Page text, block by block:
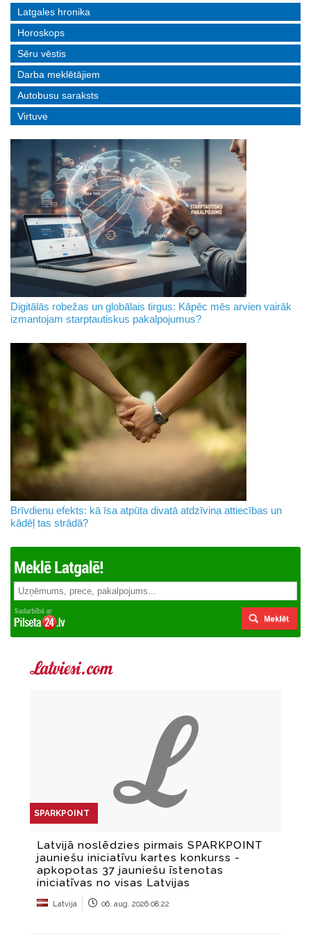
Latgales hronika
Horoskops
Sēru vēstis
Darba meklētājiem
Autobusu saraksts
Virtuve
Digitālās robežas un globālais tirgus: Kāpēc mēs arvien vairāk
izmantojam starptautiskus pakalpojumus?
Brīvdienu efekts: kā īsa atpūta divatā atdzīvina attiecības un
kādēļ tas strādā?